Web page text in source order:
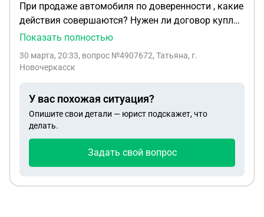
При продаже автомобиля по доверенности , какие
действия совершаются? Нужен ли договор купли-
продажи или достаточно оформить доверенность
продажу у приставов. После оплаты
учёт автомобиль.
Показать полностью
30 марта, 20:33, вопрос №4907672, Татьяна, г.
Новочеркасск
У вас похожая ситуация?
Опишите свои детали — юрист подскажет, что
делать.
Задать свой вопрос